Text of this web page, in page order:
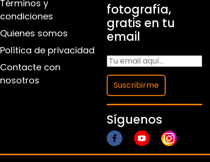
Términos y
condiciones
Quienes somos
Política de privacidad
Contacte con
nosotros
fotografía,
gratis en tu
email
Suscribirme
Síguenos